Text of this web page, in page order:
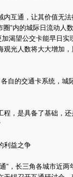
互通，让其价值无法
”内的城际日流动人
加渴望公交卡能早日
光人数将大大增加，
的交通卡系统，城
是具备了基础，还
利益之争
长三角各城市近两